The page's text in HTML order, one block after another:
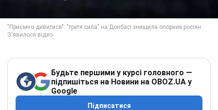
Будьте першими у курсі головного —
підпишіться на Новини на OBOZ.UA у
Google
Підписатися